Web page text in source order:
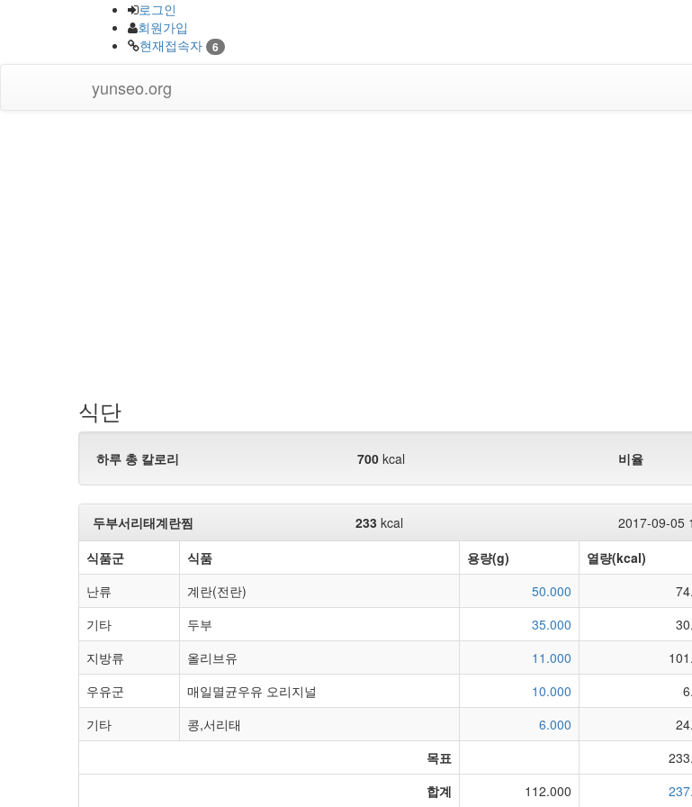
로그인
회원가입
현재접속자
6
yunseo.org
식단
하루 총 칼로리 700 kcal 비율
두부서리태계란찜 233 kcal
2017-09-05
식품군
식품 용량(g) 열량(kcal)
난류
계란(전란) 50.000
기타
두부 35.000
지방류
올리브유 11.000
우유군
매일멸균우유 오리지널 10.000
기타
콩,서리태 6.000
목표
합계
112.000